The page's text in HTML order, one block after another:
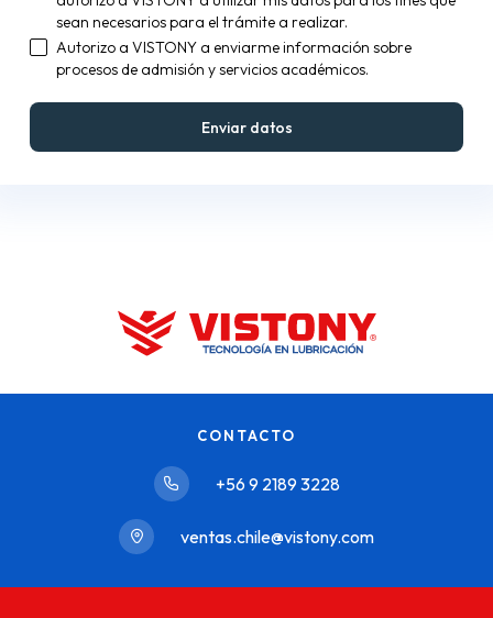
sean necesarios para el trámite a realizar.
Autorizo a VISTONY a enviarme información sobre
procesos de admisión y servicios académicos.
CONTACTO
+56 9 2189 3228
ventas.chile@vistony.com